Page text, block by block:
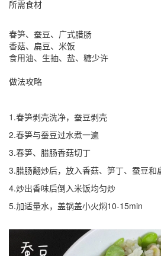
所需食材
春笋、蚕豆、广式腊肠
香菇、扁豆、米饭
食用油、生抽、盐、糖少许
做法攻略
1.春笋剥壳洗净，蚕豆剥壳
2.春笋与蚕豆过水煮一遍
3.春笋、腊肠香菇切丁
3.腊肠翻炒后，放入香菇、笋丁、蚕豆和
4.炒出香味后倒入米饭均匀炒
5.加适量水，盖锅盖小火焖10-15min